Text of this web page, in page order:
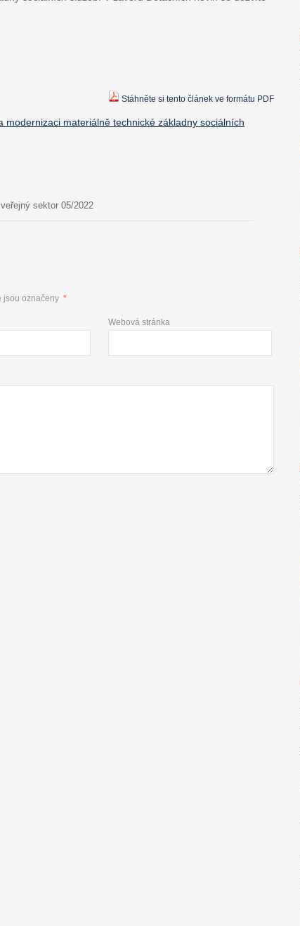
Stáhněte si tento článek ve formátu PDF
modernizaci materiálně technické základny sociálních
sektor 05/2022
jsou označeny *
Webová stránka